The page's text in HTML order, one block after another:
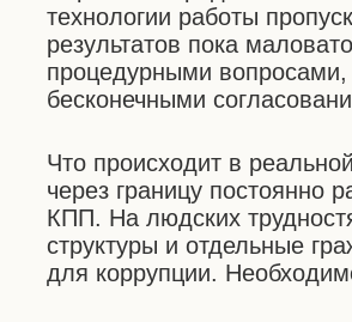
технологии работы
результатов пока
процедурными
бесконечными
Что происходит в
через границу постоянно
КПП. На людских
структуры и отдельные
для коррупции.